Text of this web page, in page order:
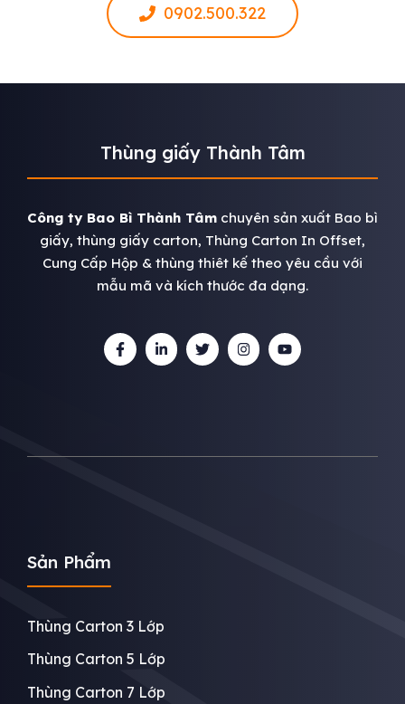
0902.500.322
Thùng giấy Thành Tâm
Công ty Bao Bì Thành Tâm chuyên sản xuất Bao bì
giấy, thùng giấy carton, Thùng Carton In Offset,
Cung Cấp Hộp & thùng thiêt kế theo yêu cầu với
mẫu mã và kích thước đa dạng.
Sản Phẩm
Thùng Carton 3 Lớp
Thùng Carton 5 Lớp
Thùng Carton 7 Lớp